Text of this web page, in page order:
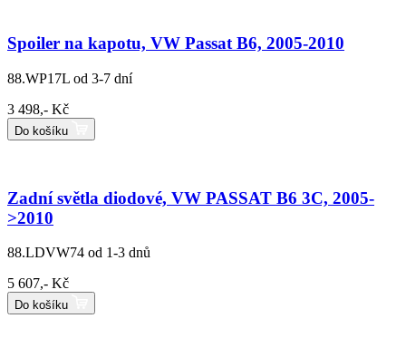
Spoiler na kapotu, VW Passat B6, 2005-2010
88.WP17L od 3-7 dní
3 498,- Kč
Do košíku
Zadní světla diodové, VW PASSAT B6 3C, 2005-
>2010
88.LDVW74 od 1-3 dnů
5 607,- Kč
Do košíku